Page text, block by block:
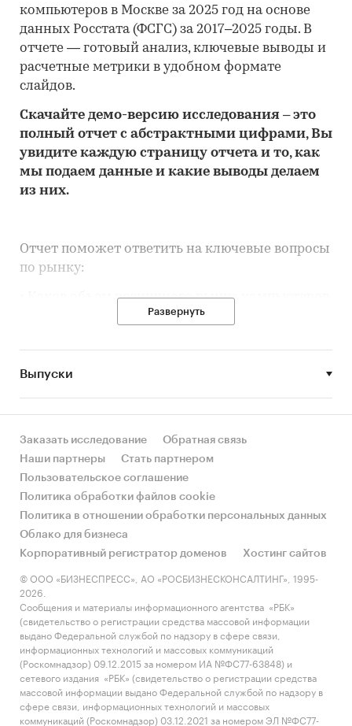
компьютеров в Москве за 2025 год на основе
данных Росстата (ФСГС) за 2017–2025 годы. В
отчете — готовый анализ, ключевые выводы и
расчетные метрики в удобном формате
слайдов.
Скачайте демо-версию исследования – это
полный отчет с абстрактными цифрами, Вы
увидите каждую страницу отчета и то,как
мы подаем данные и какие выводы делаем
из них.
Отчет поможет ответить на ключевые вопросы
по рынку:
• Каков объем розничного рынка компьютеров
в Москве, много это или мало по сравнению с
за счет реального спроса или за счет
инфляции? Как соотносятся рост и падение с
• Какое место регион занимает в России и в
своем федеральном округе по объему продаж
и по продажам на душу населения?
• К какому сегменту можно отнести рынок по
размеру и темпом роста (малый/крупный, с
опережающей динамикой/с отстающей
динамикой) в стратегической перспективе и в
текущей ситуации? Меняются ли позиции
региона с течением времени?
• Насколько рынок насыщен и какой у региона
потенциал роста, если сравнить его с
регионами со схожими доходами, со схожей
долей расходов на компьютеры и с соседними
регионами?
Развернуть
Выпуски
Заказать исследование
Обратная связь
Наши партнеры
Стать партнером
Пользовательское соглашение
Политика обработки файлов cookie
Политика в отношении обработки персональных данных
Облако для бизнеса
Корпоративный регистратор доменов
Хостинг сайтов
© ООО «БИЗНЕСПРЕСС», АО «РОСБИЗНЕСКОНСАЛТИНГ», 1995-
2026.
Сообщения и материалы информационного агентства «РБК»
(свидетельство о регистрации средства массовой информации
выдано Федеральной службой по надзору в сфере связи,
информационных технологий и массовых коммуникаций
(Роскомнадзор) 09.12.2015 за номером ИА №ФС77-63848) и
сетевого издания «РБК» (свидетельство о регистрации средства
массовой информации выдано Федеральной службой по надзору в
сфере связи, информационных технологий и массовых
коммуникаций (Роскомнадзор) 03.12.2021 за номером ЭЛ №ФС77-